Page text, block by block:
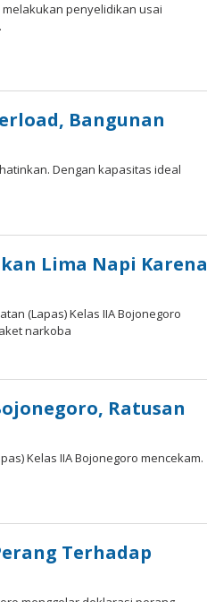
penyelidikan usai
Bangunan
Dengan kapasitas ideal
Lima Napi Karena
(Lapas) Kelas IIA Bojonegoro
narkoba
Ratusan
Kelas IIA Bojonegoro mencekam.
Terhadap